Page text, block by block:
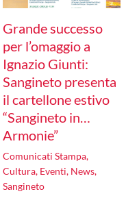
Grande successo
per l’omaggio a
Ignazio Giunti:
Sangineto presenta
il cartellone estivo
“Sangineto in…
Armonie”
Comunicati Stampa,
Cultura, Eventi, News,
Sangineto